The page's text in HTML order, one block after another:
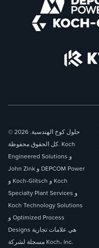
© 2026 حلول كوخ الهندسية.
كل الحقوق محفوظة. Koch
Engineered Solutions و
John Zink و DEPCOM Power
و Koch-Glitsch و Koch
Specialty Plant Services و
Koch Technology Solutions
و Optimized Process
Designs هي علامات تجارية
مسجلة لشركة Koch، Inc.